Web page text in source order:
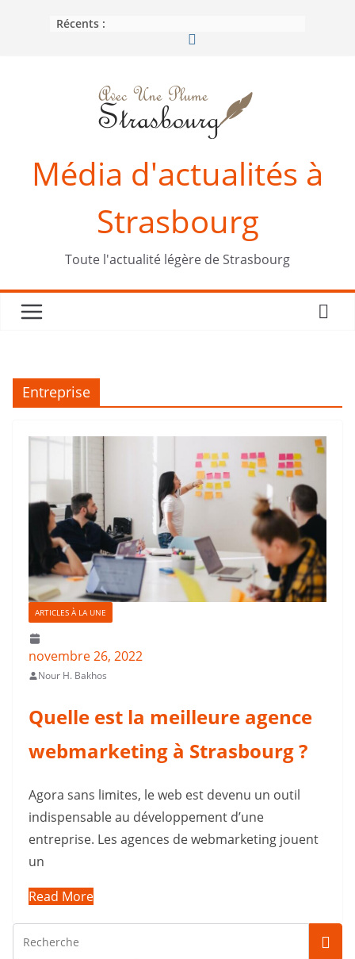
Récents :
Média d'actualités à
Strasbourg
Toute l'actualité légère de Strasbourg
Entreprise
ARTICLES À LA UNE
novembre 26, 2022
Nour H. Bakhos
Quelle est la meilleure agence
webmarketing à Strasbourg ?
Agora sans limites, le web est devenu un outil
indispensable au développement d’une
entreprise. Les agences de webmarketing jouent
un
Read More